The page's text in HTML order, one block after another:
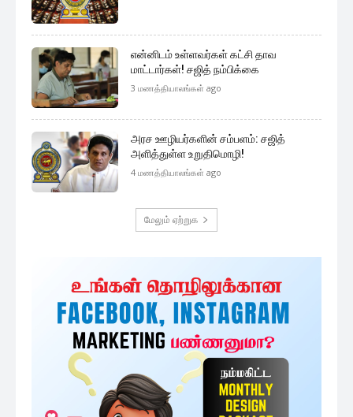
என்னிடம் உள்ளவர்கள் கட்சி தாவ
மாட்டார்கள்! சஜித் நம்பிக்கை
3 மணத்தியாலங்கள் ago
அரச ஊழியர்களின் சம்பளம்: சஜித்
அளித்துள்ள உறுதிமொழி!
4 மணத்தியாலங்கள் ago
மேலும் ஏற்றுக